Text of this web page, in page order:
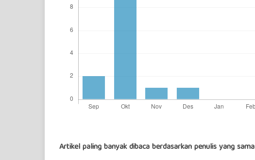
Artikel paling banyak dibaca berdasarkan penulis yang sama